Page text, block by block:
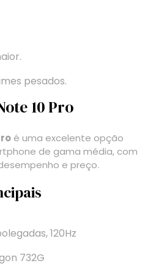
pesados.
10 Pro
é uma excelente opção
de gama média, com
e preço.
120Hz
732G